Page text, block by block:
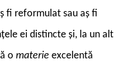
fi reformulat sau aş fi
ei distincte și, la un alt
o materie excelentă